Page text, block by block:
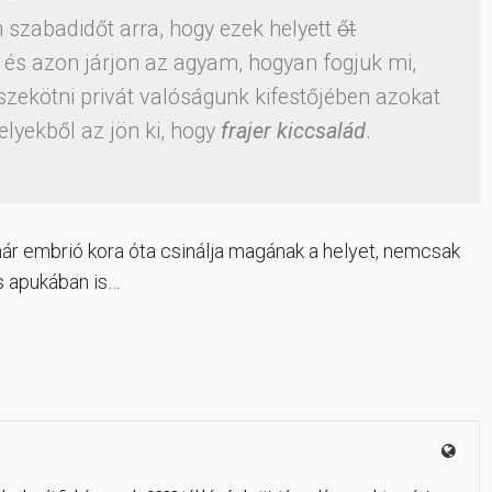
szabadidőt arra, hogy ezek helyettőt
azon járjon az agyam, hogyan fogjuk mi,
privát valóságunk kifestőjében azokat
az jön ki, hogy frajer kiccsalád.
embrió kora óta csinálja magának a helyet, nemcsak
is…